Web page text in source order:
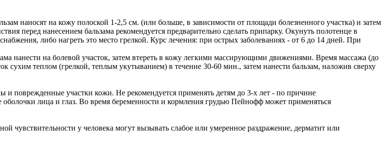
наносят на кожу полоской 1-2,5 см. (или больше, в зависимости от площади болезненного участка) и затем
перед нанесением бальзама рекомендуется предварительно сделать припарку. Окунуть полотенце в
либо нагреть это место грелкой. Курс лечения: при острых заболеваниях - от 6 до 14 дней. При
нанести на болевой участок, затем втереть в кожу легкими массирующими движениями. Время массажа (до
сухим теплом (грелкой, теплым укутыванием) в течение 30-60 мин., затем нанести бальзам, наложив сверху
поврежденные участки кожи. Не рекомендуется применять детям до 3-х лет - по причине
оболочки лица и глаз. Во время беременности и кормления грудью Пейнофф может применяться
у человека могут вызывать слабое или умеренное раздражение, дерматит или